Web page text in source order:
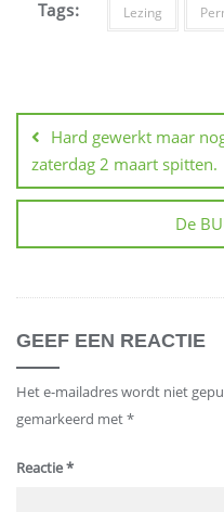
Tags: Lezing
Hard gewerkt maar
zaterdag 2 maart spitten.
De
GEEF EEN REACTIE
Het e-mailadres wordt niet
gemarkeerd met*
Reactie*